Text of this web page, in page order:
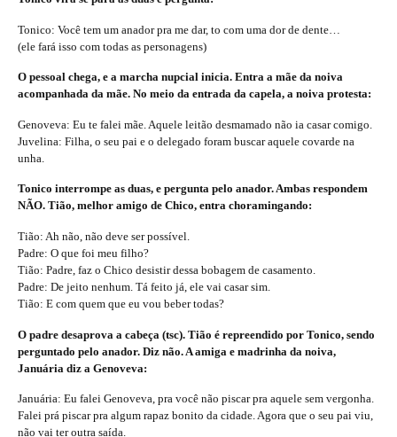
Tonico: Você tem um anador pra me dar, to com uma dor de dente…
(ele fará isso com todas as personagens)
O pessoal chega, e a marcha nupcial inicia. Entra a mãe da noiva
acompanhada da mãe. No meio da entrada da capela, a noiva protesta:
Genoveva: Eu te falei mãe. Aquele leitão desmamado não ia casar comigo.
Juvelina: Filha, o seu pai e o delegado foram buscar aquele covarde na
unha.
Tonico interrompe as duas, e pergunta pelo anador. Ambas respondem
NÃO. Tião, melhor amigo de Chico, entra choramingando:
Tião: Ah não, não deve ser possível.
Padre: O que foi meu filho?
Tião: Padre, faz o Chico desistir dessa bobagem de casamento.
Padre: De jeito nenhum. Tá feito já, ele vai casar sim.
Tião: E com quem que eu vou beber todas?
O padre desaprova a cabeça (tsc). Tião é repreendido por Tonico, sendo
perguntado pelo anador. Diz não. A amiga e madrinha da noiva,
Januária diz a Genoveva:
Januária: Eu falei Genoveva, pra você não piscar pra aquele sem vergonha.
Falei prá piscar pra algum rapaz bonito da cidade. Agora que o seu pai viu,
não vai ter outra saída.